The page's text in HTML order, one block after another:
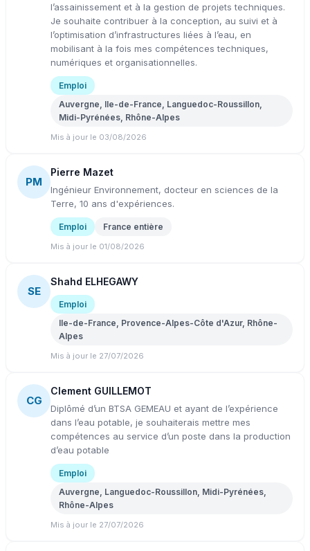
l’assainissement et à la gestion de projets techniques.
Je souhaite contribuer à la conception, au suivi et à
l’optimisation d’infrastructures liées à l’eau, en
mobilisant à la fois mes compétences techniques,
numériques et organisationnelles.
Emploi
Auvergne, Ile-de-France, Languedoc-Roussillon,
Midi-Pyrénées, Rhône-Alpes
Mis à jour le 03/08/2026
PM
Pierre Mazet
Ingénieur Environnement, docteur en sciences de la
Terre, 10 ans d'expériences.
Emploi France entière
Mis à jour le 01/08/2026
SE
Shahd ELHEGAWY
Emploi
Ile-de-France, Provence-Alpes-Côte d'Azur, Rhône-
Alpes
Mis à jour le 27/07/2026
CG
Clement GUILLEMOT
Diplômé d’un BTSA GEMEAU et ayant de l’expérience
dans l’eau potable, je souhaiterais mettre mes
compétences au service d’un poste dans la production
d’eau potable
Emploi
Auvergne, Languedoc-Roussillon, Midi-Pyrénées,
Rhône-Alpes
Mis à jour le 27/07/2026